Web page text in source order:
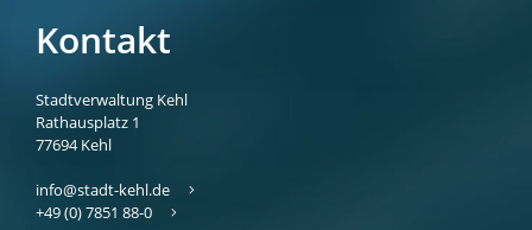
Kontakt
Stadtverwaltung Kehl
Rathausplatz 1
77694 Kehl
info@stadt-kehl.de
+49 (0) 7851 88-0